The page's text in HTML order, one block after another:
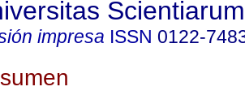
Scientiarum
impresa ISSN 0122-